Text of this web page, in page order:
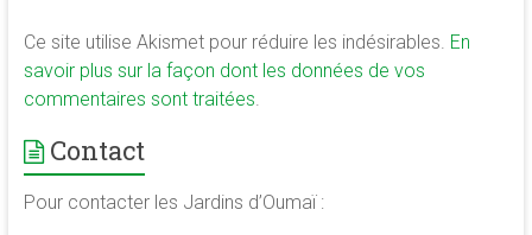
Ce site utilise Akismet pour réduire les indésirables. En
savoir plus sur la façon dont les données de vos
commentaires sont traitées
Contact
Pour contacter les Jardins d’Oumaï :